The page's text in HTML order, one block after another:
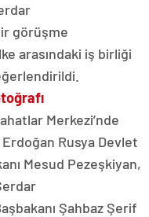
görüşme
arasındaki iş birliği
Merkezi’nde
Rusya Devlet
Mesud Pezeşkiyan,
Şahbaz Şerif